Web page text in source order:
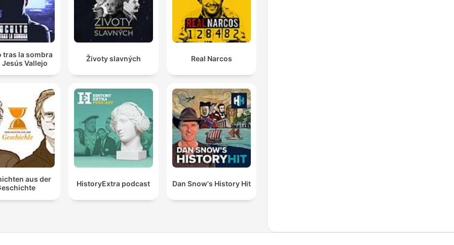
tras la sombra
Jesús Vallejo
Životy slavných Real Narcos
aus der
HistoryExtra podcast Dan Snow's History Hit